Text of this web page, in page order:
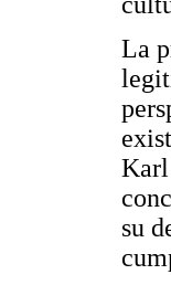
La
Karl
su